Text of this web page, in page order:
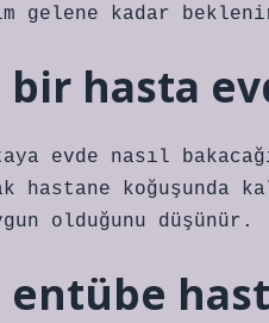
gelene kadar
hasta
evde nasıl
hastane koğuşunda
olduğunu düşünür.
entübe